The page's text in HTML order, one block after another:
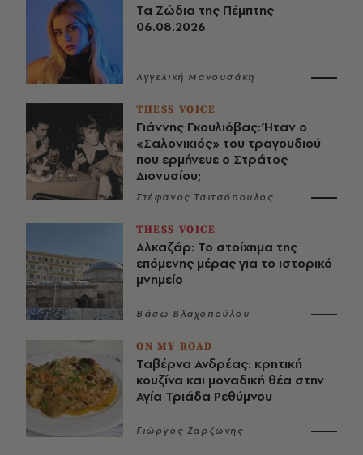
Τα Ζώδια της Πέμπτης
06.08.2026
Αγγελική Μανουσάκη
THESS VOICE
Γιάννης Γκουλιόβας: Ήταν ο
«Σαλονικιός» του τραγουδιού
που ερμήνευε ο Στράτος
Διονυσίου;
Στέφανος Τσιτσόπουλος
THESS VOICE
Αλκαζάρ: Το στοίχημα της
επόμενης μέρας για το ιστορικό
μνημείο
Βάσω Βλαχοπούλου
ON MY ROAD
Ταβέρνα Ανδρέας: κρητική
κουζίνα και μοναδική θέα στην
Αγία Τριάδα Ρεθύμνου
Γιώργος Ζαρζώνης